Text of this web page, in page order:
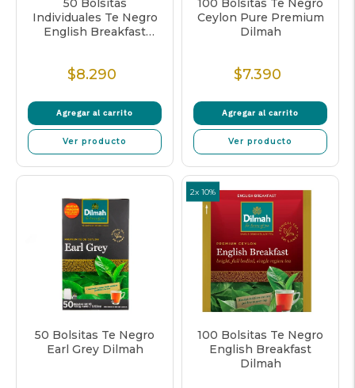
50 Bolsitas
Individuales Te Negro
English Breakfast
Precio
$8.290
Agregar al carrito
Ver producto
100 Bolsitas Te Negro
Ceylon Pure Premium
Dilmah
Precio
$7.390
Agregar al carrito
Ver producto
50 Bolsitas Te Negro
Earl Grey Dilmah
2x 10%
100 Bolsitas Te Negro
English Breakfast
Dilmah